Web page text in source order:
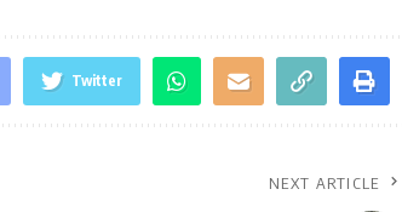
Twitter
NEXT ARTICLE